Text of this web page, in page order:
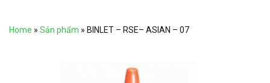
Home » Sản phẩm » BINLET – RSE– ASIAN – 07